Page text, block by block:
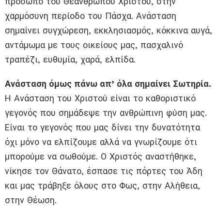
χαρμόσυνη περίοδο του Πάσχα. Ανάσταση
σημαίνει συγχώρεση, εκκλησιασμός, κόκκινα αυγά,
αντάμωμα με τους οικείους μας, πασχαλινό
τραπέζι, ευθυμία, χαρά, ελπίδα.
Ανάσταση όμως πάνω απ’ όλα σημαίνει Σωτηρία.
Η Ανάσταση του Χριστού είναι το καθοριστικό
γεγονός που σημάδεψε την ανθρώπινη φύση μας.
Είναι το γεγονός που μας δίνει την δυνατότητα
όχι μόνο να ελπίζουμε αλλά να γνωρίζουμε ότι
μπορούμε να σωθούμε. Ο Χριστός αναστήθηκε,
νίκησε τον Θάνατο, έσπασε τις πόρτες του Άδη
και μας τράβηξε όλους στο Φως, στην Αλήθεια,
στην Θέωση.